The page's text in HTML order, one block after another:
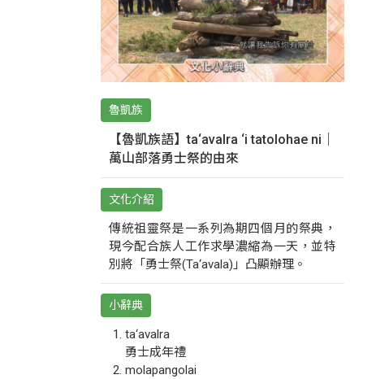
魯凱族
【魯凱族語】ta‘avalra ‘i tatolohae ni｜
萬山部落勇士祭的由來
文化介紹
傳統祖靈祭是一系列為期四個月的祭典，
現今配合族人工作求學濃縮為一天，並特
別將「勇士祭(Ta‘avala)」凸顯辦理。
小辭典
ta‘avalra
勇士成年禮
molapangolai